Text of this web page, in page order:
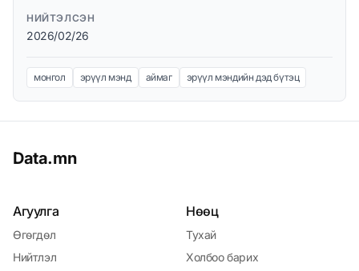
НИЙТЭЛСЭН
2026/02/26
монгол эрүүл мэнд аймаг эрүүл мэндийн дэд бүтэц
Data.mn
Агуулга
Өгөгдөл
Нийтлэл
Нөөц
Тухай
Холбоо барих